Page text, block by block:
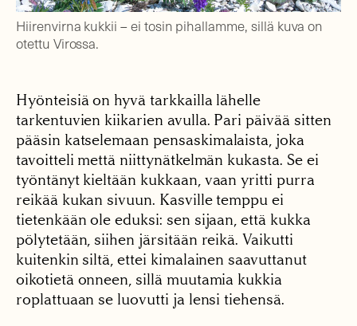
Hiirenvirna kukkii – ei tosin pihallamme, sillä kuva on
otettu Virossa.
Hyönteisiä on hyvä tarkkailla lähelle
tarkentuvien kiikarien avulla. Pari päivää sitten
pääsin katselemaan pensaskimalaista, joka
tavoitteli mettä niittynätkelmän kukasta. Se ei
työntänyt kieltään kukkaan, vaan yritti purra
reikää kukan sivuun. Kasville temppu ei
tietenkään ole eduksi: sen sijaan, että kukka
pölytetään, siihen järsitään reikä. Vaikutti
kuitenkin siltä, ettei kimalainen saavuttanut
oikotietä onneen, sillä muutamia kukkia
roplattuaan se luovutti ja lensi tiehensä.